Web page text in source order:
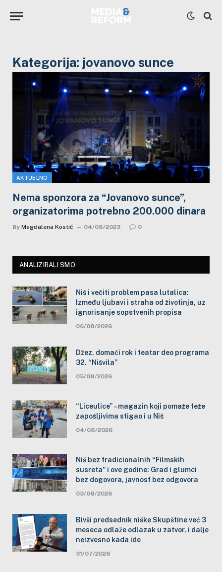
Kategorija: jovanovo sunce
AKTUELNO
Nema sponzora za “Jovanovo sunce”,
organizatorima potrebno 200.000 dinara
By Magdalena Kostić 04/08/2023 0
ANALIZIRALI SMO
Niš i večiti problem pasa lutalica:
Između ljubavi i straha od životinja, uz
ignorisanje sopstvenih propisa
06/08/2026
Džez, domaći rok i teatar deo programa
32. “Nišvila”
05/08/2026
“Liceulice” – magazin koji pomaže teže
zapošljivima stigao i u Niš
04/08/2026
Niš bez tradicionalnih “Filmskih
susreta” i ove godine: Grad i glumci
bez dogovora, javnost bez odgovora
03/08/2026
Bivši predsednik niške Skupštine već 3
meseca odlaže odlazak u zatvor, i dalje
neizvesno kada ide
31/07/2026